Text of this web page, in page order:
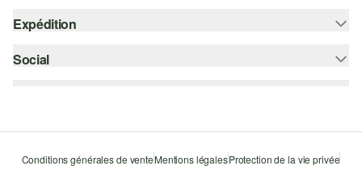
s.Oliver Card
Durabilité
Storefinder
Sur facture
Klarna
Le protocole de communication SSL
Expédition
bpost
Social
Conditions générales de venteMentions légalesProtection de la vie privée